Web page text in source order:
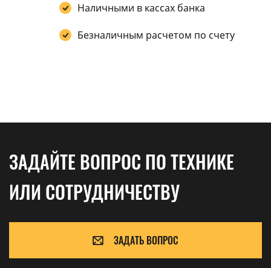
Наличными в кассах банка
Безналичным расчетом по счету
ЗАДАЙТЕ ВОПРОС ПО ТЕХНИКЕ
ИЛИ СОТРУДНИЧЕСТВУ
ЗАДАТЬ ВОПРОС